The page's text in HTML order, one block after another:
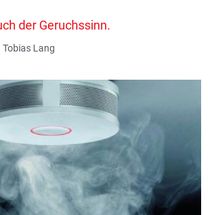
der Geruchssinn.
Tobias Lang